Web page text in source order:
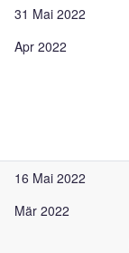
31 Mai 2022
Apr 2022
16 Mai 2022
Mär 2022